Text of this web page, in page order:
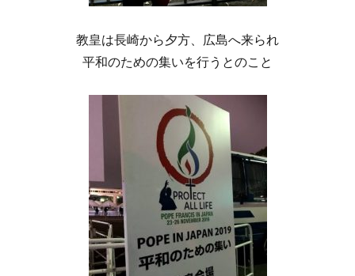
教皇は長崎から夕方、広島へ来られ
平和のための集いを行うとのこと